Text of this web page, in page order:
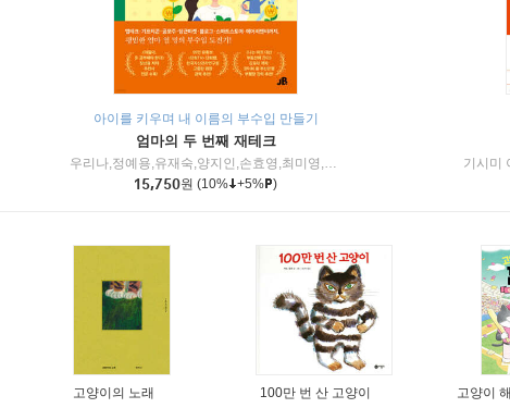
아이를 키우며 내 이름의 부수입 만들기
엄마의 두 번째 재테크
우리나,정예용,유재숙,양지인,손효영,최미영,조민주,이진현,차미숙,서미숙 저
15,750원 (10% +5% )
기시미
고양이의 노래 100만 번 산 고양이 고양이